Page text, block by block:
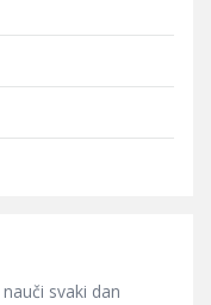
svaki dan